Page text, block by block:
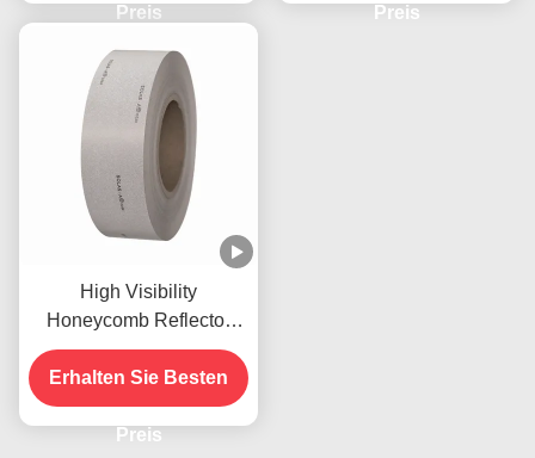
Preis Preis
High Visibility
Honeycomb Reflector
Tape Solas Reflector
OEM
Erhalten Sie Besten
Preis